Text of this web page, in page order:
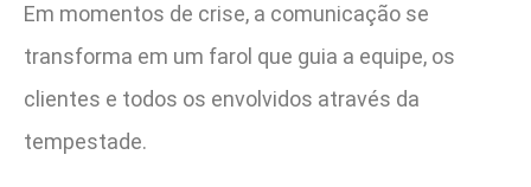
Em momentos de crise, a comunicação se
transforma em um farol que guia a equipe, os
clientes e todos os envolvidos através da
tempestade.